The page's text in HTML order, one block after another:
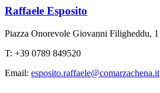
Raffaele Esposito
Piazza Onorevole Giovanni Filigheddu, 1
T: +39 0789 849520
Email: esposito.raffaele@comarzachena.it